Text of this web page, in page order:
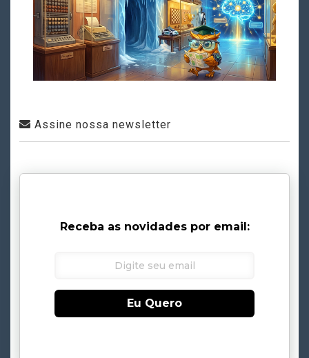
Assine nossa newsletter
Receba as novidades por email:
Eu Quero